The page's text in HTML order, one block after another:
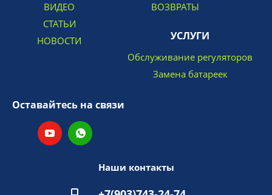
ВИДЕО
СТАТЬИ
НОВОСТИ
ВОЗВРАТЫ
УСЛУГИ
Обслуживание регуляторов
Замена батареек
Оставайтесь на связи
Наши контакты